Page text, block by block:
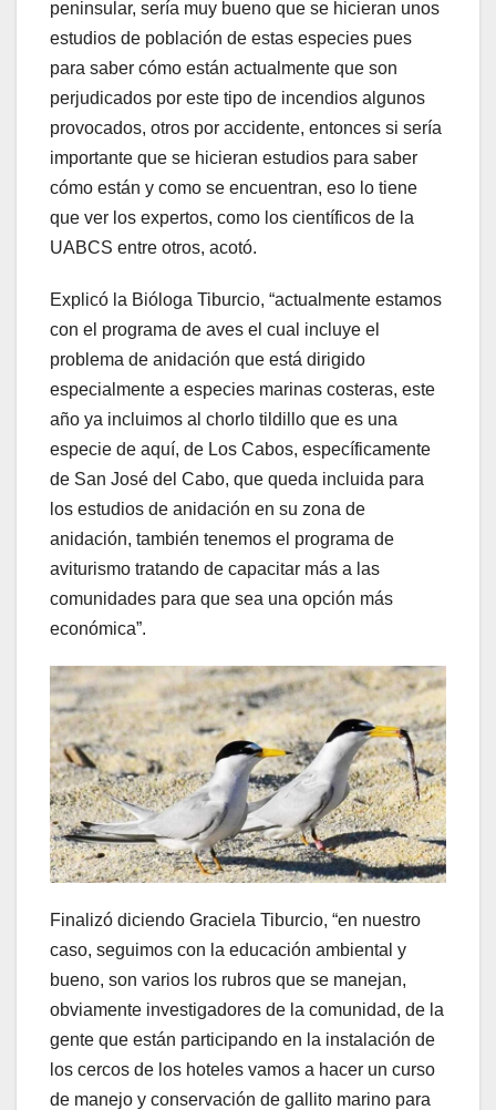
peninsular, sería muy bueno que se hicieran unos
estudios de población de estas especies pues
para saber cómo están actualmente que son
perjudicados por este tipo de incendios algunos
provocados, otros por accidente, entonces si sería
importante que se hicieran estudios para saber
cómo están y como se encuentran, eso lo tiene
que ver los expertos, como los científicos de la
UABCS entre otros, acotó.
Explicó la Bióloga Tiburcio, “actualmente estamos
con el programa de aves el cual incluye el
problema de anidación que está dirigido
especialmente a especies marinas costeras, este
año ya incluimos al chorlo tildillo que es una
especie de aquí, de Los Cabos, específicamente
de San José del Cabo, que queda incluida para
los estudios de anidación en su zona de
anidación, también tenemos el programa de
aviturismo tratando de capacitar más a las
comunidades para que sea una opción más
económica”.
Finalizó diciendo Graciela Tiburcio, “en nuestro
caso, seguimos con la educación ambiental y
bueno, son varios los rubros que se manejan,
obviamente investigadores de la comunidad, de la
gente que están participando en la instalación de
los cercos de los hoteles vamos a hacer un curso
de manejo y conservación de gallito marino para